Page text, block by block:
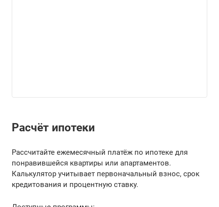
Расчёт ипотеки
Рассчитайте ежемесячный платёж по ипотеке для
понравившейся квартиры или апартаментов.
Калькулятор учитывает первоначальный взнос, срок
кредитования и процентную ставку.